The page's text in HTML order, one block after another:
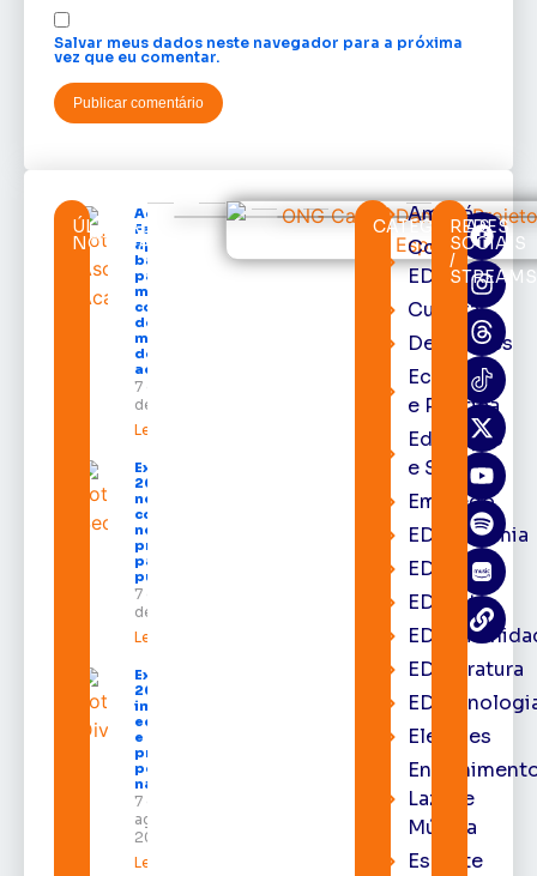
Salvar meus dados neste navegador para a próxima
vez que eu comentar.
ÚLTIMAS
NOTÍCIAS
Acácio
Favacho
apresenta
balanço
parcial do
mandato
com mais
de R$ 668
milhões
destinados
ao Amapá
7 de agosto
de 2026
Leia mais »
Expofeira
2026 começa
neste sábado
com shows,
negócios e
programação
para todos os
públicos
7 de agosto
de 2026
Leia mais »
Expofeira
2026
impulsiona
economia
e aumenta
procura
por hotéis
na capital
7 de
agosto de
2026
Leia mais »
CATEGORIAS
Amapá
Cortes
EDcast
Cultura
Destaques
Economia
e Política
Educação
e Saúde
Emprego
EDacademia
EDbrasília
EDcast
EDliteratura
Eleições
Lazer e
Música
Esporte
REDES
SOCIAIS
/
STREAMS